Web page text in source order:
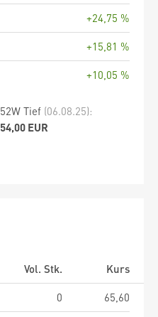
+24,75 %
+15,81 %
+10,05 %
52W Tief (06.08.25):
54,00 EUR
Vol. Stk.
Kurs
0
65,60